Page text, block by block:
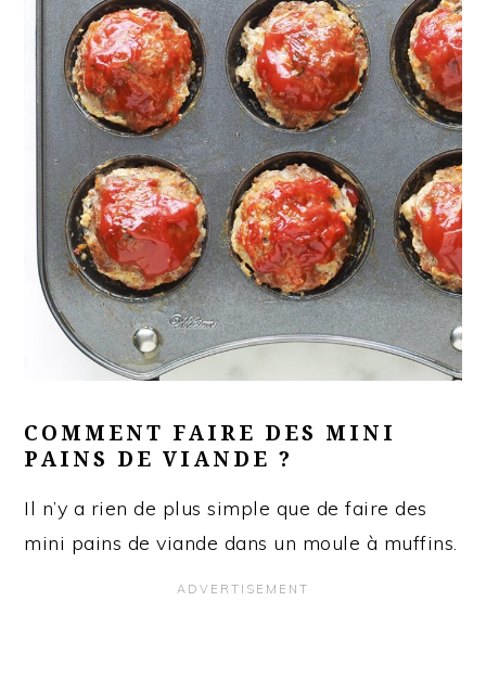
COMMENT FAIRE DES MINI
PAINS DE VIANDE ?
Il n’y a rien de plus simple que de faire des
mini pains de viande dans un moule à muffins.